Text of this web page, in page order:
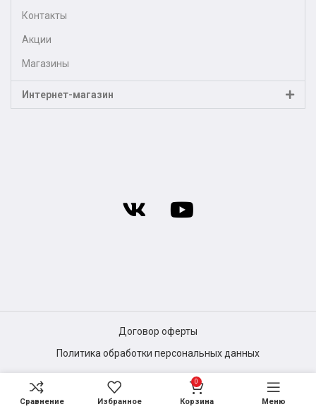
Контакты
Акции
Магазины
Интернет-магазин
Договор оферты
Политика обработки персональных данных
Сравнение Избранное
0
Корзина Меню